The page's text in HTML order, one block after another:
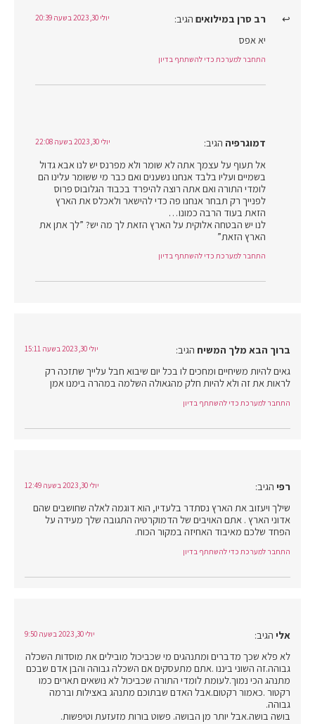
רב סרן במילואים הגיב: יולי 30, 2023 בשעה 20:39
יא אפס
התחבר למערכת כדי להשתתף בדיון
דמוגרפיה הגיב: יולי 30, 2023 בשעה 22:08
אל תעוף על עצמך אתה לא שומר ולא מפרנס יש לנו אבא גדול
בשמיים ועליו בלבד אנחנו נשענים ואם כבר מי ששומר עלינו הם
לומדי התורה ואם אתה רוצה להיפרד בכבוד הגלובוס פרוס
לפנייך רק תבחר אנחנו פה כדי להישאר ולאכלס את הארץ
הזאת בעוד הרבה כמונו…
לנו יש הבטחה אלוקית על הארץ הזאת לך מה יש? ”לך אתן את
הארץ הזאת”
התחבר למערכת כדי להשתתף בדיון
ברוך הבא מלך המשיח הגיב: יולי 30, 2023 בשעה 15:11
גאים להיות משיחיים ומחכים לו בכל יום שיבוא חבל עלייך שתזכה רק
לראות את זה ולא להיות חלק מהגאולה השלמה במהרה בימנו אמן
התחבר למערכת כדי להשתתף בדיון
רפי הגיב: יולי 30, 2023 בשעה 12:49
שילך ויעזוב את הארץ נסתדר בלעדיו, הוא דוגמה לאלה שחושבים שהם
אדוני הארץ . אתם האויבים של הדמוקרטיה התגובה שלך מעידה על
הפחד שלכם מאיבוד האחיזה במקור הכוח.
התחבר למערכת כדי להשתתף בדיון
אלי הגיב: יולי 30, 2023 בשעה 9:50
לא פלא שכך מדברים ומתנהגים מי שכביכול מובילים את מוסדות השכלה
גבוהה.זה השוני ביננו .אתם מתעסקים אם השכלה גבוהה והבן אדם שבכם
מתנהג הכי נמוך.לעומת לומדי התורה שכביכול לא נושאים תארים כמו
רקטור .כאמור רקטום.אבל האדם שבתוכם מתנהג באצילות וברמה
גבוהה.
בושה בושה.אבל יותר מן הבושה. פשוט בורות מזעזעת וטיפשות.